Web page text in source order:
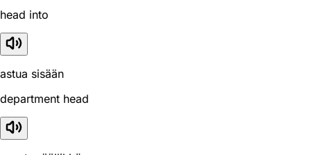
head into
astua sisään
department head